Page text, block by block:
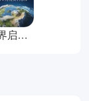
世界启元官方正版